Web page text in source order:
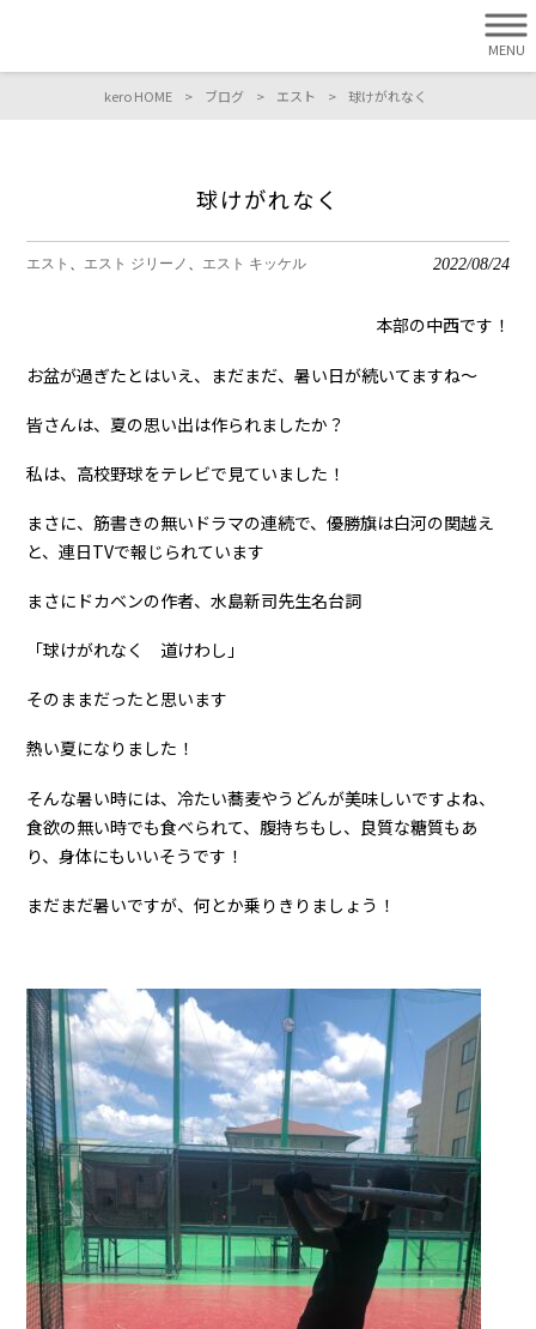
MENU
kero HOME > ブログ > エスト > 球けがれなく
球けがれなく
エスト エスト ジリーノ エスト キッケル 2022/08/24
本部の中西です！
お盆が過ぎたとはいえ、まだまだ、暑い日が続いてますね〜
皆さんは、夏の思い出は作られましたか？
私は、高校野球をテレビで見ていました！
まさに、筋書きの無いドラマの連続で、優勝旗は白河の関越え
と、連日TVで報じられています
まさにドカベンの作者、水島新司先生名台詞
「球けがれなく 道けわし」
そのままだったと思います
熱い夏になりました！
そんな暑い時には、冷たい蕎麦やうどんが美味しいですよね、
食欲の無い時でも食べられて、腹持ちもし、良質な糖質もあ
り、身体にもいいそうです！
まだまだ暑いですが、何とか乗りきりましょう！